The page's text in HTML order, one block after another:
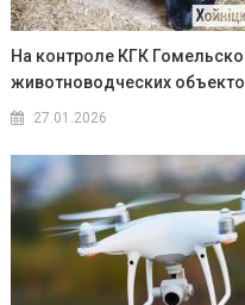
На контроле КГК
животноводческих
27.01.2026